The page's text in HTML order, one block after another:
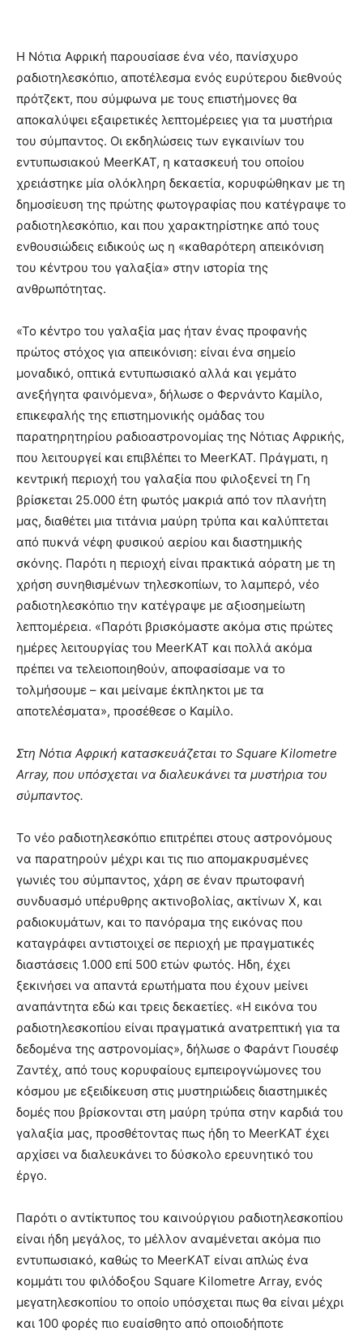
Η Νότια Αφρική παρουσίασε ένα νέο, πανίσχυρο
ραδιοτηλεσκόπιο, αποτέλεσμα ενός ευρύτερου διεθνούς
πρότζεκτ, που σύμφωνα με τους επιστήμονες θα
αποκαλύψει εξαιρετικές λεπτομέρειες για τα μυστήρια
του σύμπαντος. Οι εκδηλώσεις των εγκαινίων του
εντυπωσιακού MeerKAT, η κατασκευή του οποίου
χρειάστηκε μία ολόκληρη δεκαετία, κορυφώθηκαν με τη
δημοσίευση της πρώτης φωτογραφίας που κατέγραψε το
ραδιοτηλεσκόπιο, και που χαρακτηρίστηκε από τους
ενθουσιώδεις ειδικούς ως η «καθαρότερη απεικόνιση
του κέντρου του γαλαξία» στην ιστορία της
ανθρωπότητας.
«Το κέντρο του γαλαξία μας ήταν ένας προφανής
πρώτος στόχος για απεικόνιση: είναι ένα σημείο
μοναδικό, οπτικά εντυπωσιακό αλλά και γεμάτο
ανεξήγητα φαινόμενα», δήλωσε ο Φερνάντο Καμίλο,
επικεφαλής της επιστημονικής ομάδας του
παρατηρητηρίου ραδιοαστρονομίας της Νότιας Αφρικής,
που λειτουργεί και επιβλέπει το MeerKAT. Πράγματι, η
κεντρική περιοχή του γαλαξία που φιλοξενεί τη Γη
βρίσκεται 25.000 έτη φωτός μακριά από τον πλανήτη
μας, διαθέτει μια τιτάνια μαύρη τρύπα και καλύπτεται
από πυκνά νέφη φυσικού αερίου και διαστημικής
σκόνης. Παρότι η περιοχή είναι πρακτικά αόρατη με τη
χρήση συνηθισμένων τηλεσκοπίων, το λαμπερό, νέο
ραδιοτηλεσκόπιο την κατέγραψε με αξιοσημείωτη
λεπτομέρεια. «Παρότι βρισκόμαστε ακόμα στις πρώτες
ημέρες λειτουργίας του MeerKAT και πολλά ακόμα
πρέπει να τελειοποιηθούν, αποφασίσαμε να το
τολμήσουμε – και μείναμε έκπληκτοι με τα
αποτελέσματα», προσέθεσε ο Καμίλο.
Στη Νότια Αφρική κατασκευάζεται το Square Kilometre
Array, που υπόσχεται να διαλευκάνει τα μυστήρια του
σύμπαντος.
Το νέο ραδιοτηλεσκόπιο επιτρέπει στους αστρονόμους
να παρατηρούν μέχρι και τις πιο απομακρυσμένες
γωνιές του σύμπαντος, χάρη σε έναν πρωτοφανή
συνδυασμό υπέρυθρης ακτινοβολίας, ακτίνων Χ, και
ραδιοκυμάτων, και το πανόραμα της εικόνας που
καταγράφει αντιστοιχεί σε περιοχή με πραγματικές
διαστάσεις 1.000 επί 500 ετών φωτός. Ηδη, έχει
ξεκινήσει να απαντά ερωτήματα που έχουν μείνει
αναπάντητα εδώ και τρεις δεκαετίες. «Η εικόνα του
ραδιοτηλεσκοπίου είναι πραγματικά ανατρεπτική για τα
δεδομένα της αστρονομίας», δήλωσε ο Φαράντ Γιουσέφ
Ζαντέχ, από τους κορυφαίους εμπειρογνώμονες του
κόσμου με εξειδίκευση στις μυστηριώδεις διαστημικές
δομές που βρίσκονται στη μαύρη τρύπα στην καρδιά του
γαλαξία μας, προσθέτοντας πως ήδη το MeerKAT έχει
αρχίσει να διαλευκάνει το δύσκολο ερευνητικό του
έργο.
Παρότι ο αντίκτυπος του καινούργιου ραδιοτηλεσκοπίου
είναι ήδη μεγάλος, το μέλλον αναμένεται ακόμα πιο
εντυπωσιακό, καθώς το MeerKAT είναι απλώς ένα
κομμάτι του φιλόδοξου Square Kilometre Array, ενός
μεγατηλεσκοπίου το οποίο υπόσχεται πως θα είναι μέχρι
και 100 φορές πιο ευαίσθητο από οποιοδήποτε